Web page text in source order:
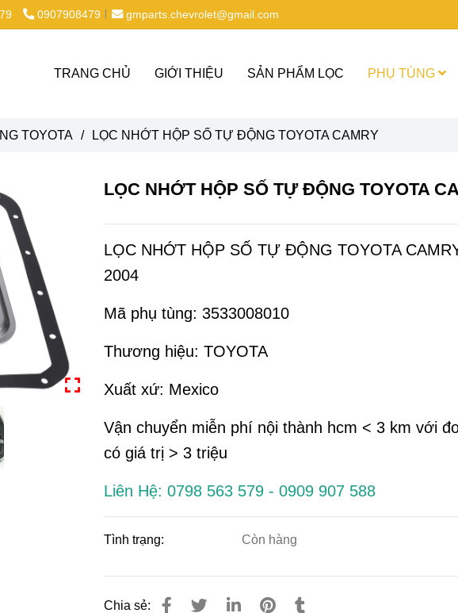
0907908479 gmparts.chevrolet@gmail.com
TRANG CHỦ GIỚI THIỆU SẢN PHẨM LỌC PHỤ TÙNG
TOYOTA / LỌC NHỚT HỘP SỐ TỰ ĐỘNG TOYOTA CAMRY
LỌC NHỚT HỘP SỐ TỰ ĐỘNG TOYOTA
LỌC NHỚT HỘP SỐ TỰ ĐỘNG TOYOTA
2004
Mã phụ tùng: 3533008010
Thương hiệu: TOYOTA
Xuất xứ: Mexico
Vận chuyển miễn phí nội thành hcm < 3 km với
có giá trị > 3 triệu
Liên Hệ: 0798 563 579 - 0909 907 588
Tình trạng: Còn hàng
Chia sẻ: